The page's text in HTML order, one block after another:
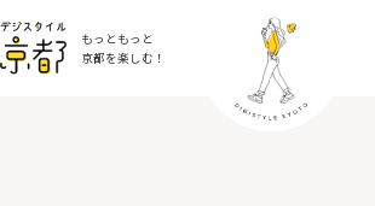
もっともっと
京都を楽しむ！